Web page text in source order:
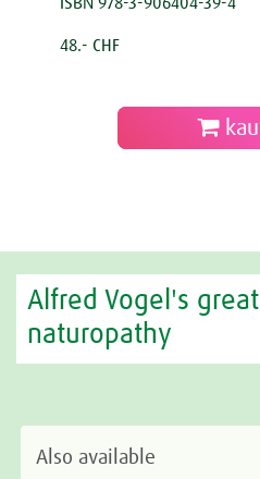
48.- CHF
Alfred Vogel's
naturopathy
Also available